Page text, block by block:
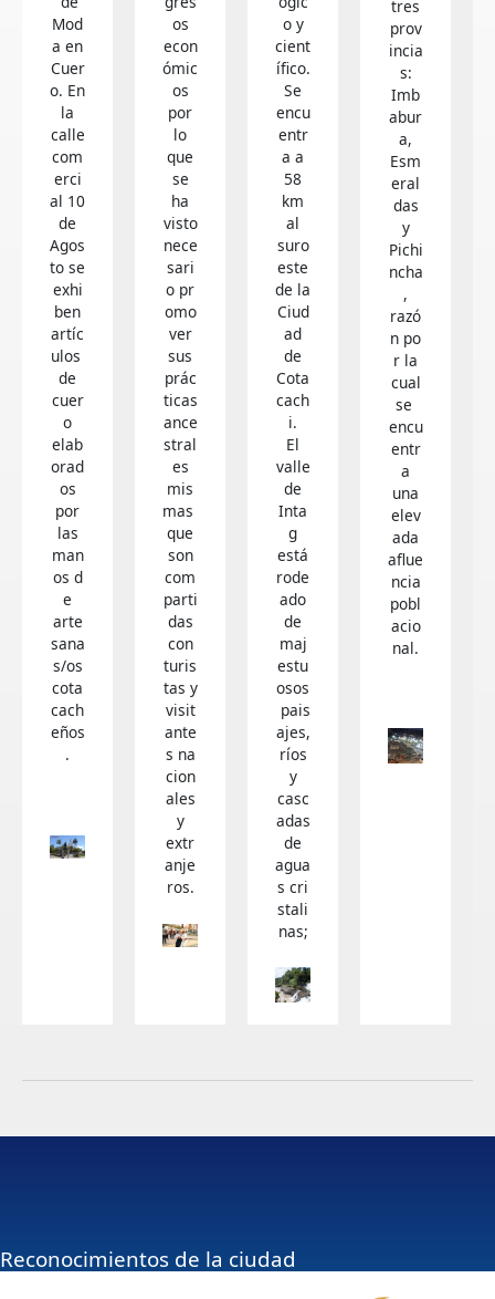
Mod
a en
Cuer
o. En
la
calle
com
erci
al 10
de
Agos
to se
exhi
ben
artíc
ulos
de
cuer
o
elab
orad
os
por
las
man
os d
e
arte
sana
s/os
cota
cach
eños
.
os
econ
ómic
os
por
lo
que
se
ha
visto
nece
sari
o pr
omo
ver
sus
prác
ticas
ance
stral
es
mis
mas
que
son
com
parti
das
con
turis
tas y
visit
ante
s na
cion
ales
y
extr
anje
ros.
o y
cient
ífico.
Se
encu
entr
a a
58
km
al
suro
este
de la
Ciud
ad
de
Cota
cach
i.
El
valle
de
Inta
g
está
rode
ado
de
maj
estu
osos
pais
ajes,
ríos
y
casc
adas
de
agua
s cri
stali
nas;
tres
prov
incia
s:
Imb
abur
a,
Esm
eral
das
y
Pichi
ncha
,
razó
n po
r la
cual
se
encu
entr
a
una
elev
ada
aflue
ncia
pobl
acio
nal.
Reconocimientos de la ciudad